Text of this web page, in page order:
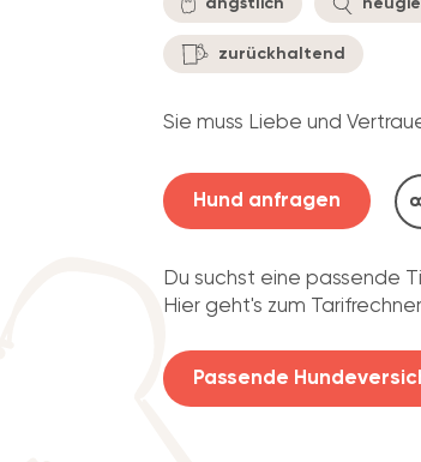
ängstlich
zurückhaltend
Sie muss Liebe und
Hund anfragen
Du suchst eine passende
Hier geht's zum
Passende